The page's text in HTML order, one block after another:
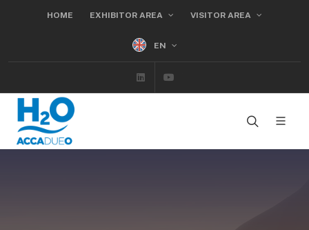
HOME EXHIBITOR AREA VISITOR AREA
EN
Linkedin